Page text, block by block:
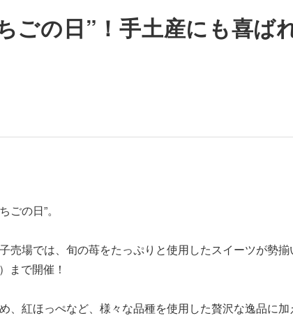
ごの日”！手土産にも喜ば
ごの日”。
売場では、旬の苺をたっぷりと使用したスイーツが勢
まで開催！
、紅ほっぺなど、様々な品種を使用した贅沢な逸品に